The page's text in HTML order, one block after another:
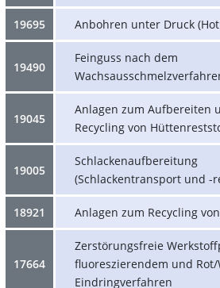
19695 Anbohren unter Druck
19490
Feinguss nach dem
19045
Anlagen zum Aufbereiten
Recycling von
19005
Schlackenaufbereitung
(Schlackentransport und -
18921 Anlagen zum Recycling
17664
Zerstörungsfreie
fluoreszierendem und Rot/
Eindringverfahren